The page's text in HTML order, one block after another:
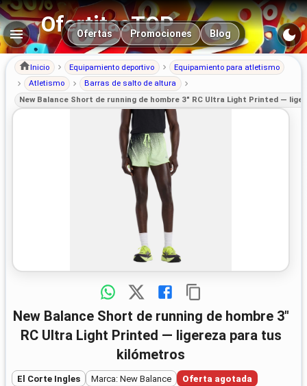
OfertitasTOP
Navegación principal
Ofertas Promociones Blog
Inicio Equipamiento deportivo
Equipamiento para atletismo
Atletismo
Barras de salto de altura
New Balance Short de running de hombre 3" RC Ultra Light Printed —
New Balance Short de running de hombre 3"
RC Ultra Light Printed — ligereza para tus
kilómetros
El Corte Ingles Marca: New Balance Oferta agotada